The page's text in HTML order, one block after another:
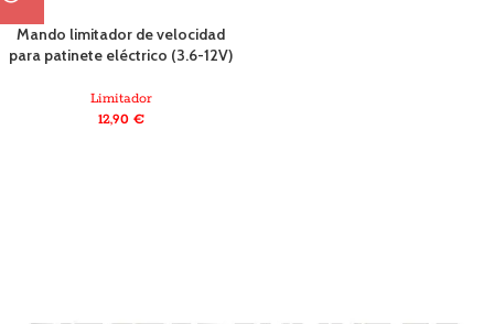
Mando limitador de velocidad
para patinete eléctrico (3.6-12V)
Limitador
12,90 €